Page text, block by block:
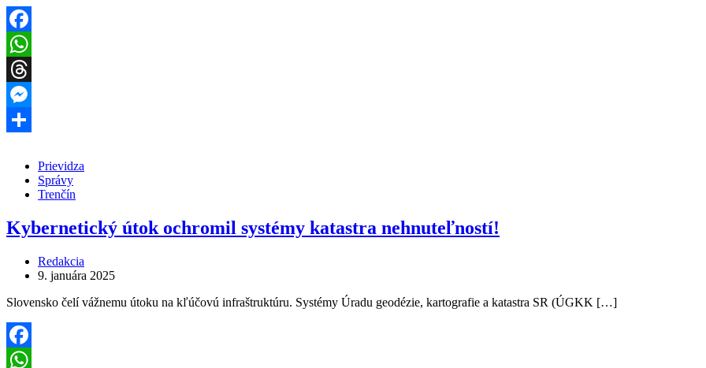
Facebook
WhatsApp
Threads
Messenger
Prievidza
Správy
Trenčín
Kybernetický útok ochromil systémy katastra nehnuteľností!
Redakcia
9. januára 2025
Slovensko čelí vážnemu útoku na kľúčovú infraštruktúru. Systémy Úradu geodézie, kartografie a katastra SR (ÚGKK […]
Facebook